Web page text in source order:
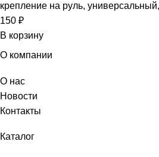
крепление на руль,
150 ₽
В корзину
О компании
О нас
Новости
Контакты
Каталог